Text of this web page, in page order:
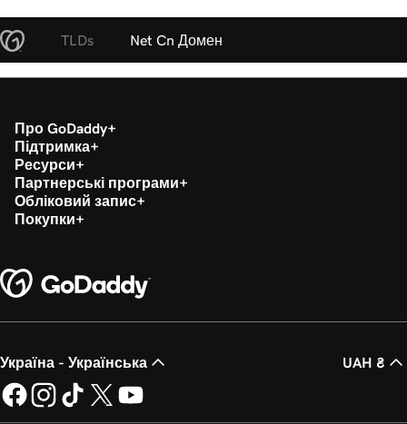
TLDs Net Cn Домен
Про GoDaddy
Підтримка
Ресурси
Партнерські програми
Обліковий запис
Покупки
Україна - Українська UAH ₴